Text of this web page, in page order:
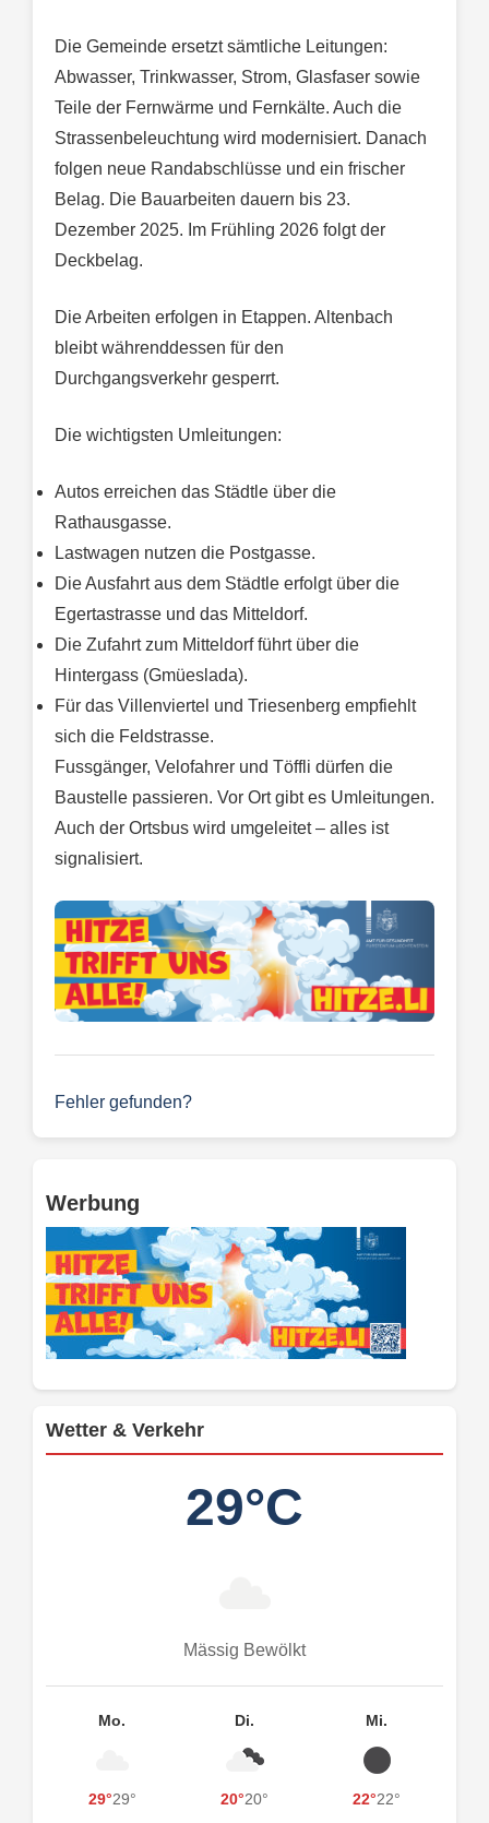
Die Gemeinde ersetzt sämtliche Leitungen:
Abwasser, Trinkwasser, Strom, Glasfaser sowie
Teile der Fernwärme und Fernkälte. Auch die
Strassenbeleuchtung wird modernisiert. Danach
folgen neue Randabschlüsse und ein frischer
Belag. Die Bauarbeiten dauern bis 23.
Dezember 2025. Im Frühling 2026 folgt der
Deckbelag.
Die Arbeiten erfolgen in Etappen. Altenbach
bleibt währenddessen für den
Durchgangsverkehr gesperrt.
Die wichtigsten Umleitungen:
Autos erreichen das Städtle über die
Rathausgasse.
Lastwagen nutzen die Postgasse.
Die Ausfahrt aus dem Städtle erfolgt über die
Egertastrasse und das Mitteldorf.
Die Zufahrt zum Mitteldorf führt über die
Hintergass (Gmüeslada).
Für das Villenviertel und Triesenberg empfiehlt
sich die Feldstrasse.
Fussgänger, Velofahrer und Töffli dürfen die
Baustelle passieren. Vor Ort gibt es Umleitungen.
Auch der Ortsbus wird umgeleitet – alles ist
signalisiert.
Fehler gefunden?
Werbung
Wetter & Verkehr
29°C
Mässig Bewölkt
Mo.
29°29°
Di.
20°20°
Mi.
22°22°